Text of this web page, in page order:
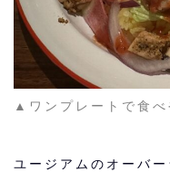
▲ワンプレートで食べ
ユージアムのオーバ